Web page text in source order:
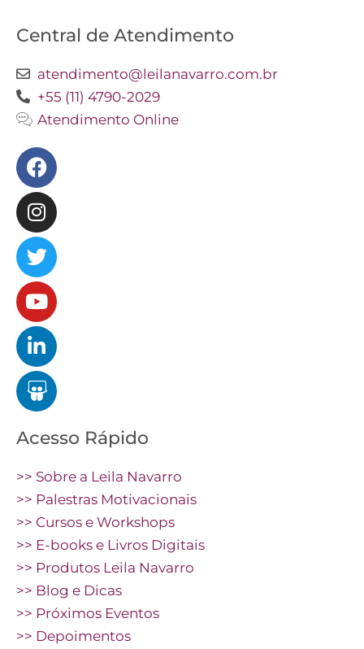
Central de Atendimento
atendimento@leilanavarro.com.br
+55 (11) 4790-2029
Atendimento Online
Facebook
Instagram
Twitter
Youtube
Linkedin
Slideshare
Acesso Rápido
>> Sobre a Leila Navarro
>> Palestras Motivacionais
>> Cursos e Workshops
>> E-books e Livros Digitais
>> Produtos Leila Navarro
>> Blog e Dicas
>> Próximos Eventos
>> Depoimentos